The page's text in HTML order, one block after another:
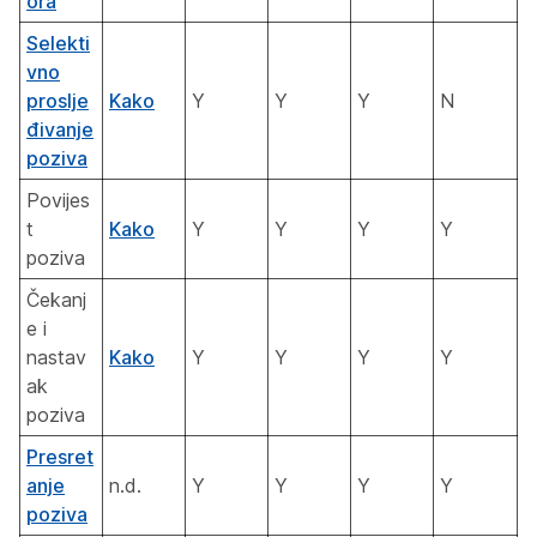
Selekti
vno
proslje
đivanje
poziva
Kako Y Y Y N
Povijes
t
poziva
Kako Y Y Y Y
Čekanj
e i
nastav
ak
poziva
Kako Y Y Y Y
Presret
anje
poziva
n.d. Y Y Y Y